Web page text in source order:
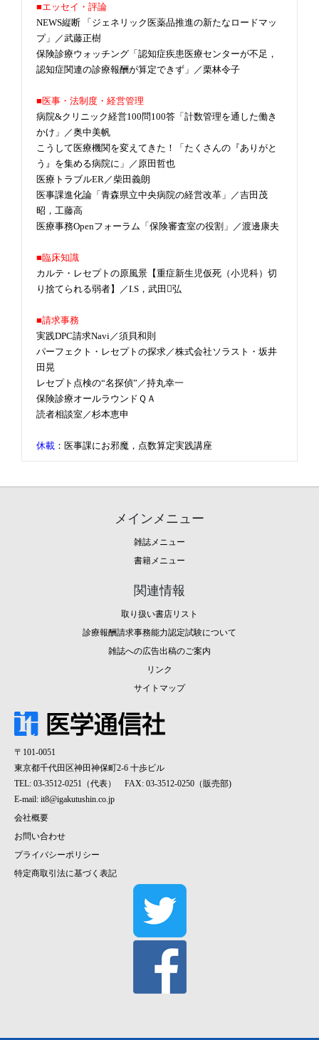
■エッセイ・評論
NEWS縦断 「ジェネリック医薬品推進の新たなロードマッ
プ」／武藤正樹
保険診療ウォッチング「認知症疾患医療センターが不足，
認知症関連の診療報酬が算定できず」／栗林令子
■医事・法制度・経営管理
病院&クリニック経営100問100答「計数管理を通した働き
かけ」／奥中美帆
こうして医療機関を変えてきた！「たくさんの『ありがと
う』を集める病院に」／原田哲也
医療トラブルER／柴田義朗
医事課進化論「青森県立中央病院の経営改革」／吉田茂
昭，工藤高
医療事務Openフォーラム「保険審査室の役割」／渡邊康夫
■臨床知識
カルテ・レセプトの原風景【重症新生児仮死（小児科）切
り捨てられる弱者】／I.S，武田弘
■請求事務
実践DPC請求Navi／須貝和則
パーフェクト・レセプトの探求／株式会社ソラスト・坂井
田晃
レセプト点検の“名探偵”／持丸幸一
保険診療オールラウンドＱＡ
読者相談室／杉本恵申
休載 ：医事課にお邪魔，点数算定実践講座
メインメニュー
雑誌メニュー
書籍メニュー
関連情報
取り扱い書店リスト
診療報酬請求事務能力認定試験について
雑誌への広告出稿のご案内
リンク
サイトマップ
〒101-0051
東京都千代田区神田神保町2-6 十歩ビル
TEL: 03-3512-0251（代表） FAX: 03-3512-0250（販売部)
E-mail: it8@igakutushin.co.jp
会社概要
お問い合わせ
プライバシーポリシー
特定商取引法に基づく表記